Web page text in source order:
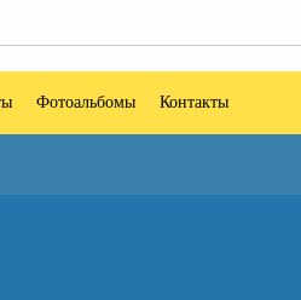
Фотоальбомы Контакты